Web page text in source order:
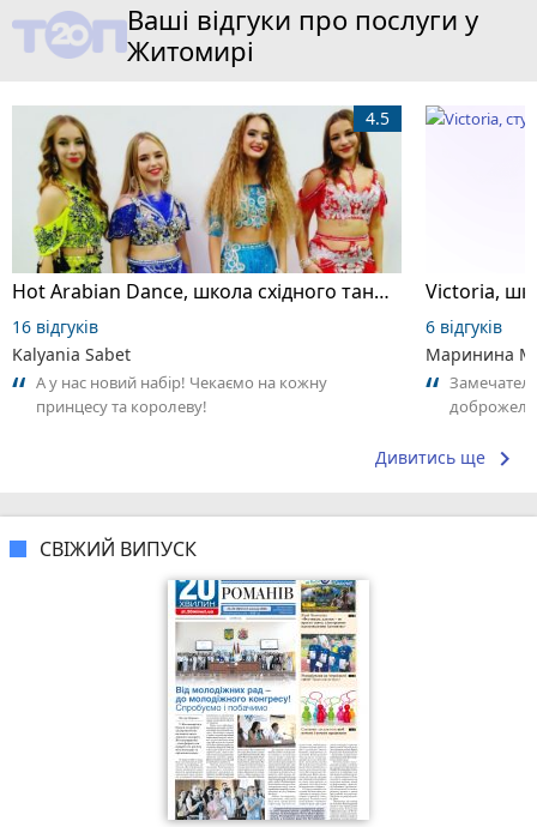
Ваші відгуки про послуги у
Житомирі
Hot Arabian Dance, школа східного танцю
4.5
16 відгуків
Kalyania Sabet
А у нас новий набір! Чекаємо на кожну
принцесу та королеву!
6 відгуків
Маринина
Дивитись ще keyboard_arrow_right
СВІЖИЙ ВИПУСК